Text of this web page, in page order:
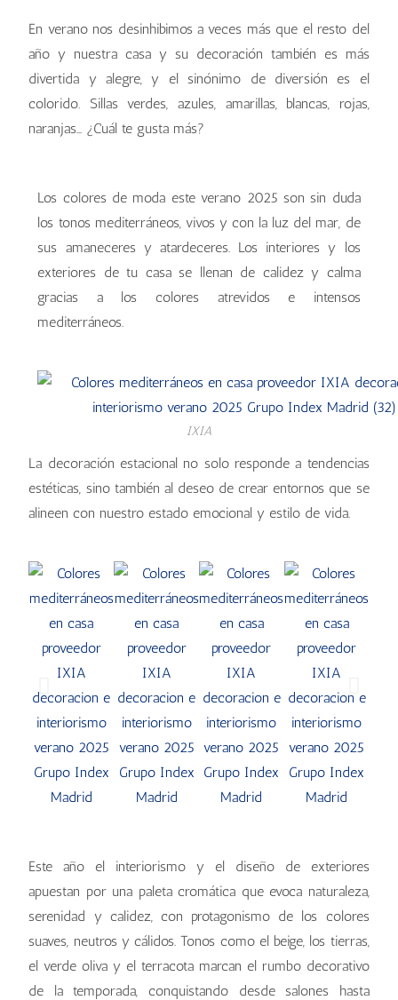
En verano nos desinhibimos a veces más que el resto del
año y nuestra casa y su decoración también es más
divertida y alegre, y el sinónimo de diversión es el
colorido. Sillas verdes, azules, amarillas, blancas, rojas,
naranjas… ¿Cuál te gusta más?
Los colores de moda este verano 2025 son sin duda
los tonos mediterráneos, vivos y con la luz del mar, de
sus amaneceres y atardeceres. Los interiores y los
exteriores de tu casa se llenan de calidez y calma
gracias a los colores atrevidos e intensos
mediterráneos.
IXIA
La decoración estacional no solo responde a tendencias
estéticas, sino también al deseo de crear entornos que se
alineen con nuestro estado emocional y estilo de vida.
Este año el interiorismo y el diseño de exteriores
apuestan por una paleta cromática que evoca naturaleza,
serenidad y calidez, con protagonismo de los colores
suaves, neutros y cálidos. Tonos como el beige, los tierras,
el verde oliva y el terracota marcan el rumbo decorativo
de la temporada, conquistando desde salones hasta